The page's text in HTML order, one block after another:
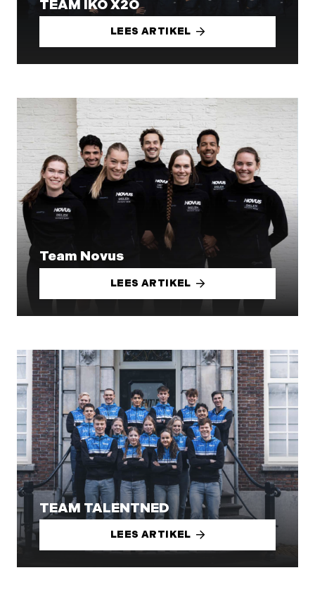
TEAM IKO X2O
LEES ARTIKEL
Team Novus
LEES ARTIKEL
TEAM TALENTNED
LEES ARTIKEL